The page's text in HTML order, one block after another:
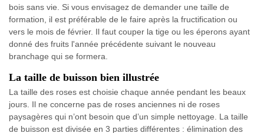
bois sans vie. Si vous envisagez de demander une taille de
formation, il est préférable de le faire après la fructification ou
vers le mois de février. Il faut couper la tige ou les éperons ayant
donné des fruits l'année précédente suivant le nouveau
branchage qui se formera.
La taille de buisson bien illustrée
La taille des roses est choisie chaque année pendant les beaux
jours. Il ne concerne pas de roses anciennes ni de roses
paysagères qui n’ont besoin que d’un simple nettoyage. La taille
de buisson est divisée en 3 parties différentes : élimination des